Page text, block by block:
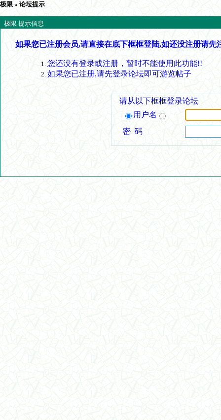
极限 » 论坛提示
极限 提示信息
如果您已注册会员,请直接在底下框框登陆,如还没注册请先
您还没有登录或注册，暂时不能使用此功能!!
如果您已注册,请先登录论坛即可游览帖子
请从以下框框登录论坛
用户名
密 码